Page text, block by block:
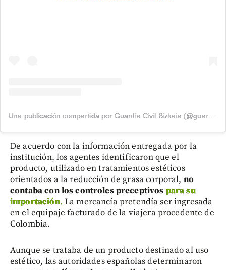
Una publicación compartida por Guardia Civil Bizkaia (@guardiacivilbizkaia)
De acuerdo con la información entregada por la
institución, los agentes identificaron que el
producto, utilizado en tratamientos estéticos
orientados a la reducción de grasa corporal, no
contaba con los controles preceptivos para su
importación. La mercancía pretendía ser ingresada
en el equipaje facturado de la viajera procedente de
Colombia.
Aunque se trataba de un producto destinado al uso
estético, las autoridades españolas determinaron